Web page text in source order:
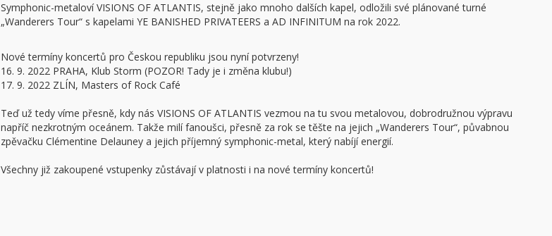
Symphonic-metaloví VISIONS OF ATLANTIS, stejně jako mnoho dalších kapel, odložili své plánované turné
„Wanderers Tour“ s kapelami YE BANISHED PRIVATEERS a AD INFINITUM na rok 2022.
Nové termíny koncertů pro Českou republiku jsou nyní potvrzeny!
16. 9. 2022 PRAHA, Klub Storm (POZOR! Tady je i změna klubu!)
17. 9. 2022 ZLÍN, Masters of Rock Café
Teď už tedy víme přesně, kdy nás VISIONS OF ATLANTIS vezmou na tu svou metalovou, dobrodružnou výpravu
napříč nezkrotným oceánem. Takže milí fanoušci, přesně za rok se těšte na jejich „Wanderers Tour“, půvabnou
zpěvačku Clémentine Delauney a jejich příjemný symphonic-metal, který nabíjí energií.
Všechny již zakoupené vstupenky zůstávají v platnosti i na nové termíny koncertů!